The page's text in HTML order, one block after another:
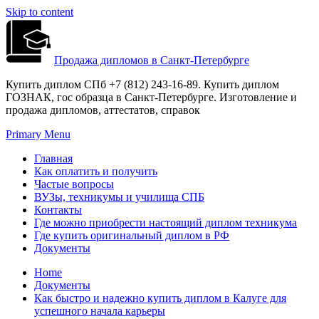
Skip to content
Продажа дипломов в Санкт-Петербурге
Купить диплом СПб +7 (812) 243-16-89. Купить диплом
ГОЗНАК, гос образца в Санкт-Петербурге. Изготовление и
продажа дипломов, аттестатов, справок
Primary Menu
Главная
Как оплатить и получить
Частые вопросы
ВУЗы, техникумы и училища СПБ
Контакты
Где можно приобрести настоящий диплом техникума
Где купить оригинальный диплом в РФ
Документы
Home
Документы
Как быстро и надежно купить диплом в Калуге для
успешного начала карьеры